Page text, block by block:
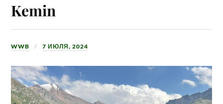
Kemin
WWB 7 ИЮЛЯ, 2024